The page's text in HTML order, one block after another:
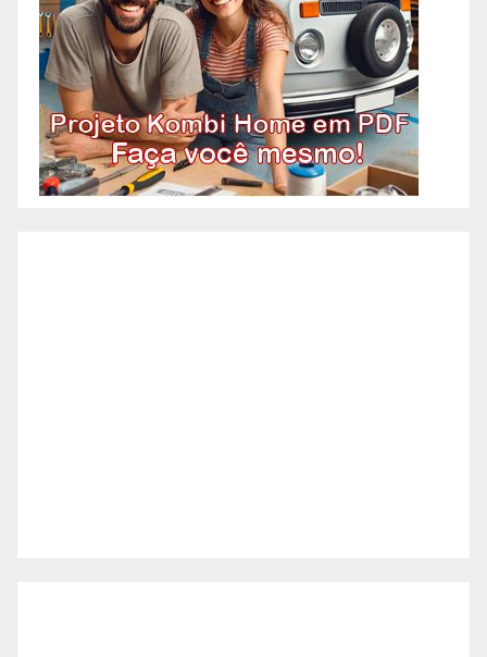
a fachada da sua empresa,
condomínio ou